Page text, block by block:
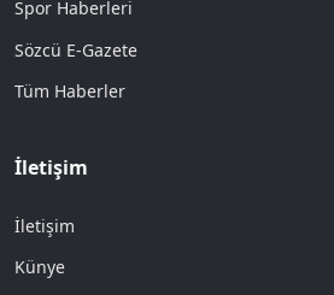
Spor Haberleri
Sözcü E-Gazete
Tüm Haberler
İletişim
İletişim
Künye